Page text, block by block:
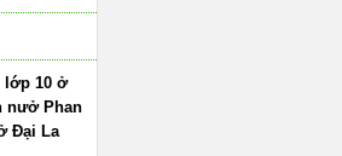
lớp 10 ở
nưở Phan
Đại La